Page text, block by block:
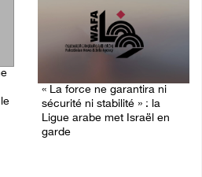
« La force ne garantira ni
sécurité ni stabilité » : la
Ligue arabe met Israël en
garde